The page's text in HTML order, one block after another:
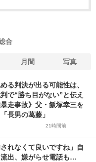
合
月間 写真
る判決が出る可能性は、
で“勝ち目がない”と伝え
走事故》父・飯塚幸三を
長男の葛藤」
21時間前
されなくて良いですね」自
出、嫌がらせ電話も…